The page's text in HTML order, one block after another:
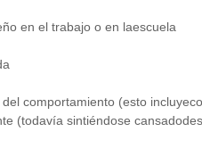
en el trabajo o en laescuela
comportamiento (esto
(todavía sintiéndose